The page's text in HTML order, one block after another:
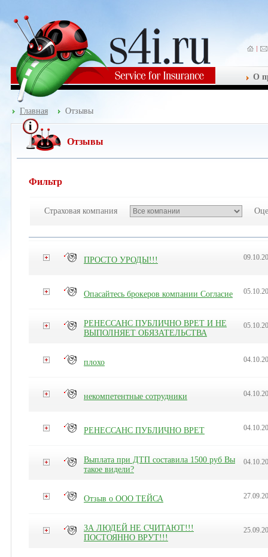
О
Главная Отзывы
Отзывы
Фильтр
Страховая компания
ПРОСТО УРОДЫ!!!
Опасайтесь брокеров компании Согласие
РЕНЕССАНС ПУБЛИЧНО ВРЕТ И НЕ
ВЫПОЛНЯЕТ ОБЯЗАТЕЛЬСТВА
плохо
некомпетентные сотрудники
РЕНЕССАНС ПУБЛИЧНО ВРЕТ
Выплата при ДТП составила 1500 руб Вы
такое видели?
Отзыв о ООО ТЕЙСА
ЗА ЛЮДЕЙ НЕ СЧИТАЮТ!!!
ПОСТОЯННО ВРУТ!!!